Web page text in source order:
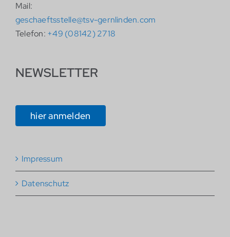
Mail:
geschaeftsstelle@tsv-gernlinden.com
Telefon: +49 (08142) 2718
NEWSLETTER
hier anmelden
Impressum
Datenschutz